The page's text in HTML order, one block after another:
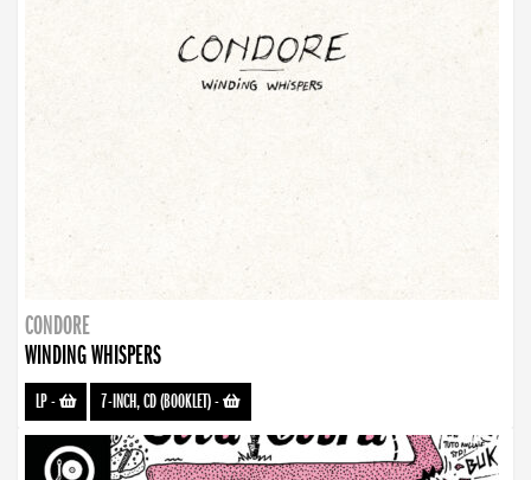
CONDORE
WINDING WHISPERS
LP- 7-INCH, CD (BOOKLET)-